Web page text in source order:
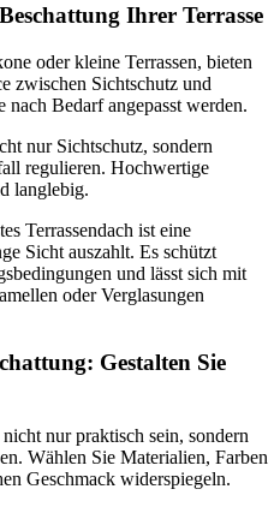
Ihrer Terrasse
oder kleine Terrassen, bieten
zwischen Sichtschutz und
nach Bedarf angepasst werden.
nur Sichtschutz, sondern
regulieren. Hochwertige
langlebig.
Terrassendach ist eine
Sicht auszahlt. Es schützt
und lässt sich mit
oder Verglasungen
Gestalten Sie
nur praktisch sein, sondern
Wählen Sie Materialien, Farben
Geschmack widerspiegeln.